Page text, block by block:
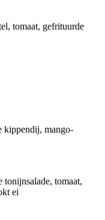
tomaat, gefrituurde
kippendij, mango-
tonijnsalade, tomaat,
ei